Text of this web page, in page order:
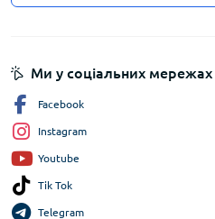
Ми у соціальних мережах
Facebook
Instagram
Youtube
Tik Tok
Telegram